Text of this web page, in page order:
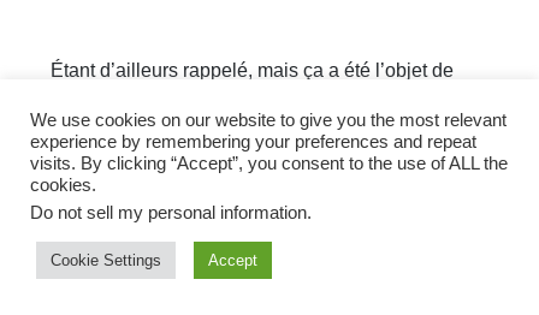
Étant d’ailleurs rappelé, mais ça a été l’objet de
pour les Sociétés Civiles Immobilières à caractère
familial, que tant bien même cette déchéance du
terme ne serait pas remise, il y a encore fort
heureusement d’autres solutions à portée de tir
pour la SCI pour préserver son bien immobilier et
éviter la saisie immobilière.
We use cookies on our website to give you the most relevant
experience by remembering your preferences and repeat
visits. By clicking “Accept”, you consent to the use of ALL the
cookies.
Do not sell my personal information.
Cookie Settings Accept